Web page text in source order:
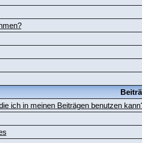
ich in meinen Beiträgen benutzen